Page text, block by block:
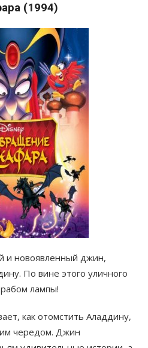
(1994)
и новоявленный джин,
По вине этого уличного
лампы!
как отомстить Аладдину,
чередом. Джин